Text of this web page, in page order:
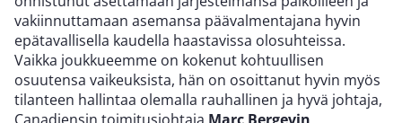
vakiinnuttamaan asemansa päävalmentajana hyvin
epätavallisella kaudella haastavissa olosuhteissa.
Vaikka joukkueemme on kokenut kohtuullisen
osuutensa vaikeuksista, hän on osoittanut hyvin myös
tilanteen hallintaa olemalla rauhallinen ja hyvä johtaja,